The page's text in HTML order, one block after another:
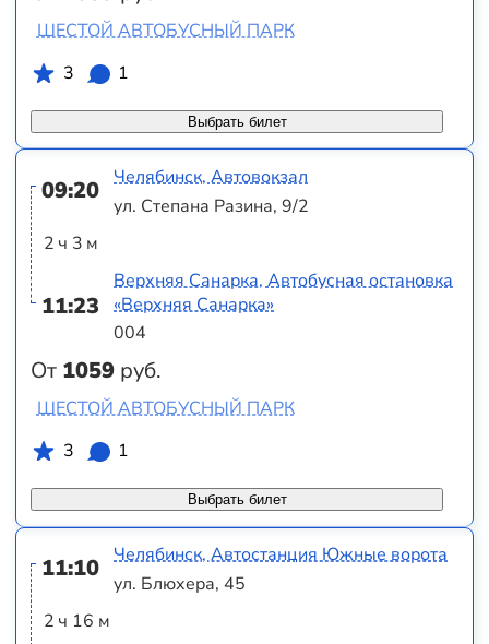
Выбрать билет
ШЕСТОЙ АВТОБУСНЫЙ ПАРК
3
1
09:20
2 ч 3 м
11:23
От 1059 руб.
Челябинск, Автовокзал
ул. Степана Разина, 9/2
Верхняя Санарка, Автобусная остановка
«Верхняя Санарка»
004
Выбрать билет
ШЕСТОЙ АВТОБУСНЫЙ ПАРК
3
1
11:10
2 ч 16 м
Челябинск, Автостанция Южные ворота
ул. Блюхера, 45